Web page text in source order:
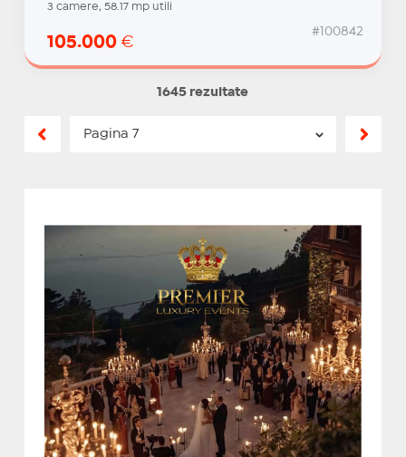
3 camere, 58.17 mp utili
105.000 €
#100842
1645 rezultate